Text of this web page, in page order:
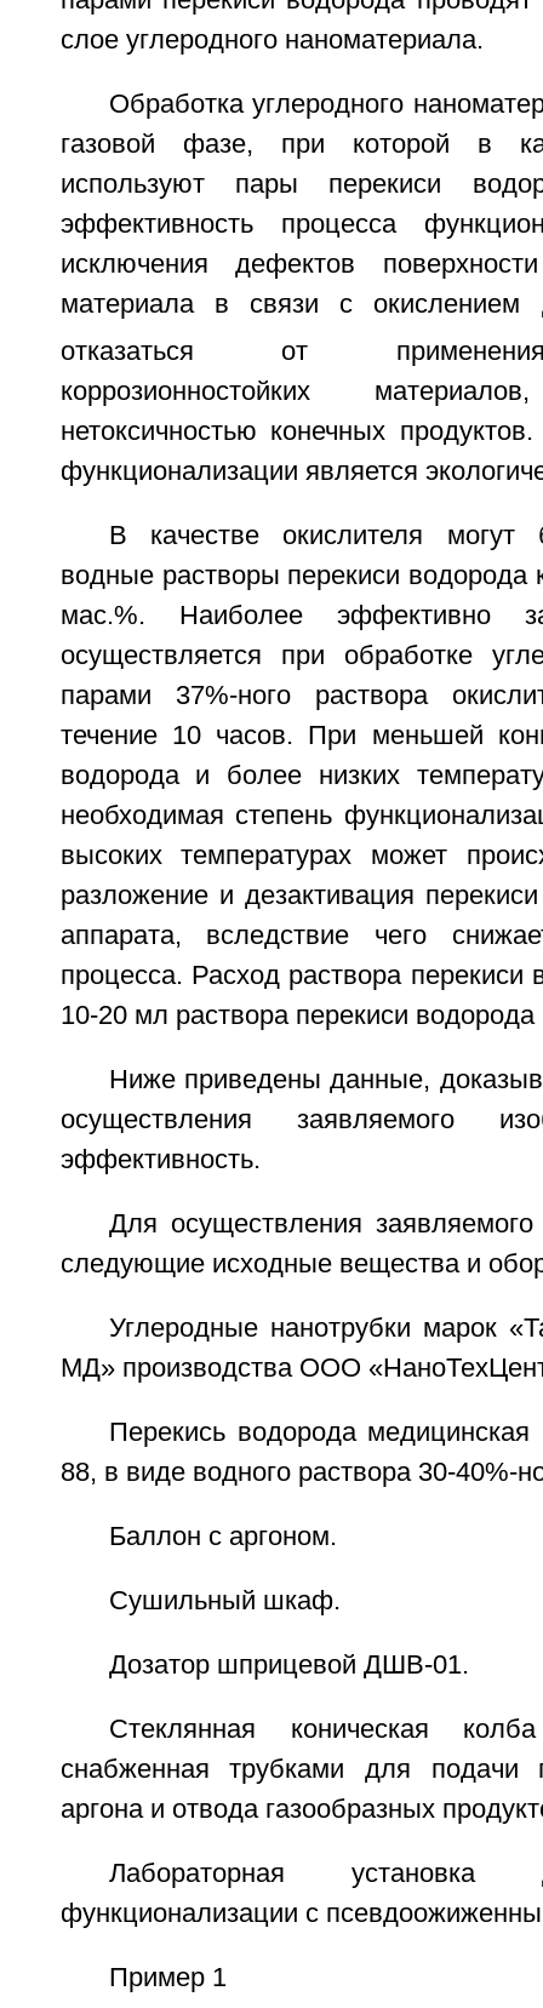
слое углеродного наноматериала.
Обработка углеродного
газовой фазе, при которой в
используют пары перекиси
эффективность процесса
исключения дефектов
материала в связи с
отказаться от
коррозионностойких
нетоксичностью конечных
функционализации является
В качестве окислителя могут
водные растворы перекиси водорода
мас.%. Наиболее эффективно
осуществляется при обработке
парами 37%-ного раствора
течение 10 часов. При меньшей
водорода и более низких
необходимая степень
высоких температурах может
разложение и дезактивация
аппарата, вследствие чего
процесса. Расход раствора перекиси
10-20 мл раствора перекиси
Ниже приведены данные,
осуществления заявляемого
эффективность.
Для осуществления
следующие исходные вещества и
Углеродные нанотрубки марок
МД» производства ООО
Перекись водорода
88, в виде водного раствора 30-40%-
Баллон с аргоном.
Сушильный шкаф.
Дозатор шприцевой ДШВ-01.
Стеклянная коническая
снабженная трубками для подачи
аргона и отвода газообразных
Лабораторная установка
функционализации с
Пример 1